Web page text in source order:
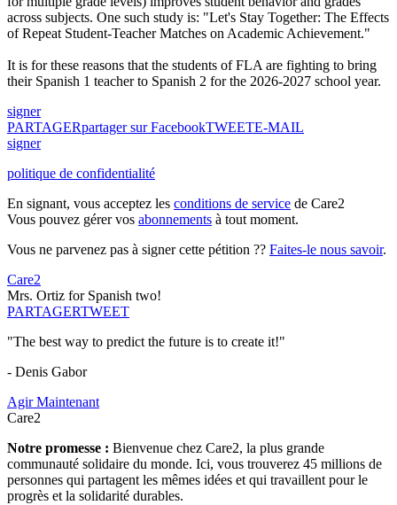
across subjects. One such study is: "Let's Stay Together: The Effects
of Repeat Student-Teacher Matches on Academic Achievement."
It is for these reasons that the students of FLA are fighting to bring
their Spanish 1 teacher to Spanish 2 for the 2026-2027 school year.
signer
PARTAGERpartager sur FacebookTWEETE-MAIL
signer
politique de confidentialité
En signant, vous acceptez les conditions de service de Care2
Vous pouvez gérer vos abonnements à tout moment.
Vous ne parvenez pas à signer cette pétition ?? Faites-le nous savoir.
Care2
Mrs. Ortiz for Spanish two!
PARTAGERTWEET
"The best way to predict the future is to create it!"
- Denis Gabor
Agir Maintenant
Care2
Notre promesse : Bienvenue chez Care2, la plus grande
communauté solidaire du monde. Ici, vous trouverez 45 millions de
personnes qui partagent les mêmes idées et qui travaillent pour le
progrès et la solidarité durables.